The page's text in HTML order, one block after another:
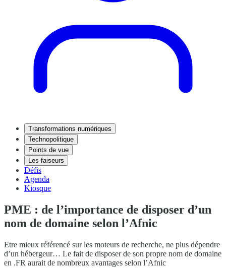
Transformations numériques
Technopolitique
Points de vue
Les faiseurs
Défis
Agenda
Kiosque
PME : de l’importance de disposer d’un
nom de domaine selon l’Afnic
Etre mieux référencé sur les moteurs de recherche, ne plus dépendre
d’un hébergeur… Le fait de disposer de son propre nom de domaine
en .FR aurait de nombreux avantages selon l’Afnic